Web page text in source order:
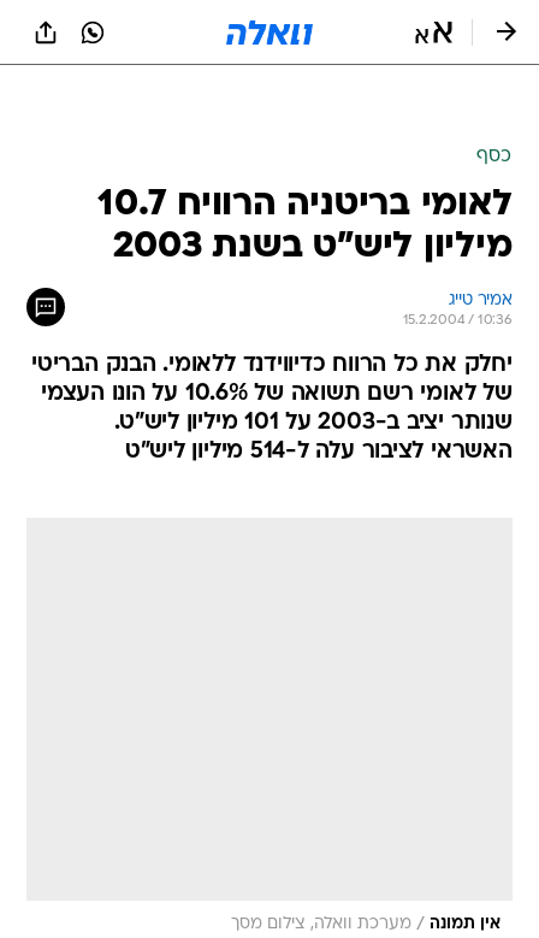
כסף
לאומי בריטניה הרוויח 10.7
מיליון ליש"ט בשנת 2003
אמיר טייג
15.2.2004 / 10:36
יחלק את כל הרווח כדיווידנד ללאומי. הבנק הבריטי
של לאומי רשם תשואה של 10.6% על הונו העצמי
שנותר יציב ב-2003 על 101 מיליון ליש"ט.
האשראי לציבור עלה ל-514 מיליון ליש"ט
אין תמונה / מערכת וואלה, צילום מסך